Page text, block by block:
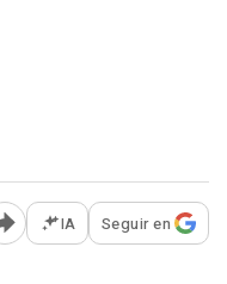
Abrir opciones para
IA Seguir en